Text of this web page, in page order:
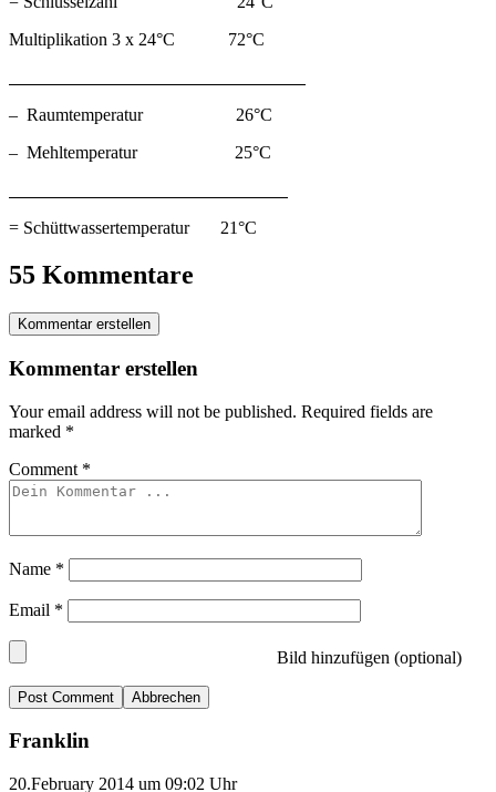
Multiplikation 3 x 24°C 72°C
– Raumtemperatur 26°C
– Mehltemperatur 25°C
= Schüttwassertemperatur 21°C
55 Kommentare
Kommentar erstellen
Kommentar erstellen
Your email address will not be published. Required fields are
marked *
Comment *
Name *
Email *
Bild hinzufügen (optional)
Abbrechen
Franklin
20.February 2014 um 09:02 Uhr